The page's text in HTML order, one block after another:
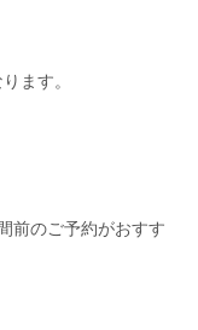
ます。
前のご予約がおすす